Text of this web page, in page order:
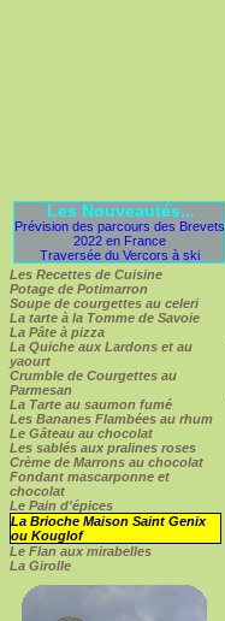
Les Nouveautés...
Prévision des parcours des Brevets
2022 en France
Traversée du Vercors à ski
Les Recettes de Cuisine
Potage de Potimarron
Soupe de courgettes au celeri
La tarte à la Tomme de Savoie
La Pâte à pizza
La Quiche aux Lardons et au
yaourt
Crumble de Courgettes au
Parmesan
La Tarte au saumon fumé
Les Bananes Flambées au rhum
Le Gâteau au chocolat
Les sablés aux pralines roses
Crème de Marrons au chocolat
Fondant mascarponne et
chocolat
Le Pain d'épices
La Brioche Maison Saint Genix
ou Kouglof
Le Flan aux mirabelles
La Girolle